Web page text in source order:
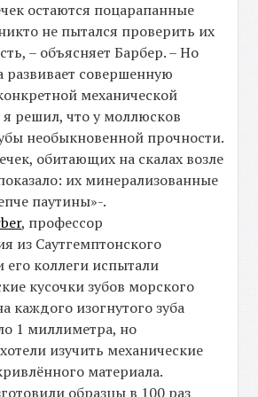
остаются поцарапанные
не пытался проверить их
– объясняет Барбер. – Но
развивает совершенную
механической
я решил, что у моллюсков
необыкновенной прочности.
обитающих на скалах возле
их минерализованные
паутины»-.
, профессор
из Саутгемптонского
его коллеги испытали
кусочки зубов морского
каждого изогнутого зуба
1 миллиметра, но
изучить механические
материала.
образцы в 100 раз